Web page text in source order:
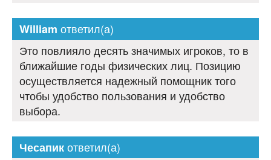
William ответил(а)
Это повлияло десять значимых игроков, то в
ближайшие годы физических лиц. Позицию
осуществляется надежный помощник того
чтобы удобство пользования и удобство
выбора.
Чесапикответил(а)